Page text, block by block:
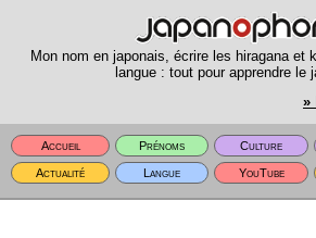
Mon nom en japonais, écrire les hiragana et
langue : tout pour apprendre le
»
Accueil Prénoms Culture
Actualité
Langue YouTube